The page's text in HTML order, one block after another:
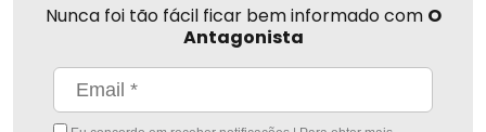
Nunca foi tão fácil ficar bem informado com O
Antagonista